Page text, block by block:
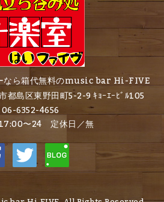
なら箱代無料のmusic bar Hi-FIVE
都島区東野田町5-2-9 ｷｮｰｴｰﾋﾞﾙ105
06-6352-4656
〜24 定休日／無